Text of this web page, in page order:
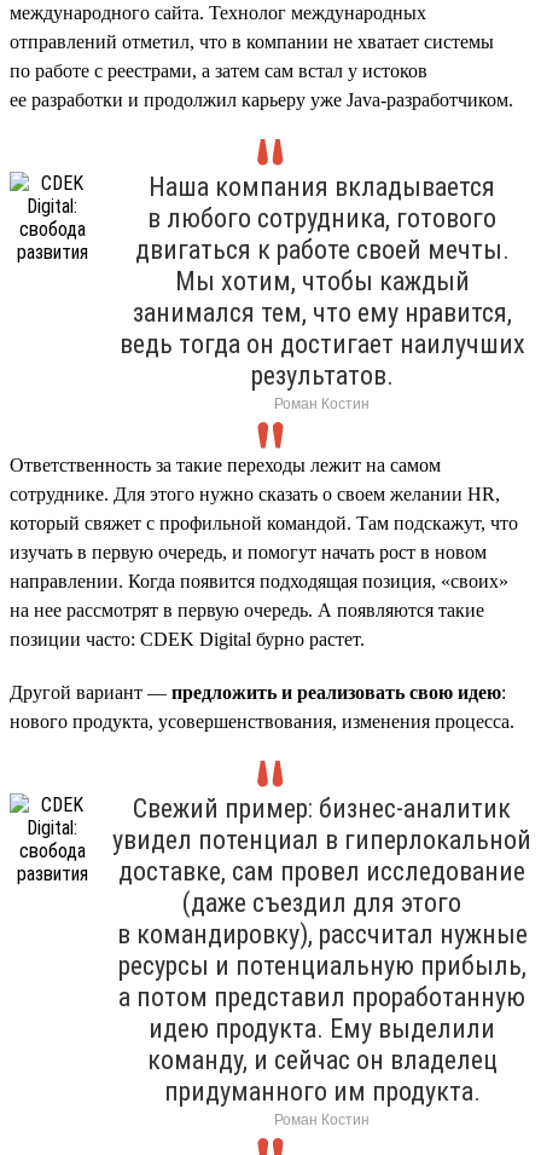
международного сайта. Технолог международных
отправлений отметил, что в компании не хватает системы
по работе с реестрами, а затем сам встал у истоков
ее разработки и продолжил карьеру уже Java-разработчиком.
Наша компания вкладывается
в любого сотрудника, готового
двигаться к работе своей мечты.
Мы хотим, чтобы каждый
занимался тем, что ему нравится,
ведь тогда он достигает наилучших
результатов.
Роман Костин
Ответственность за такие переходы лежит на самом
сотруднике. Для этого нужно сказать о своем желании HR,
который свяжет с профильной командой. Там подскажут, что
изучать в первую очередь, и помогут начать рост в новом
направлении. Когда появится подходящая позиция, «своих»
на нее рассмотрят в первую очередь. А появляются такие
позиции часто: CDEK Digital бурно растет.
Другой вариант — предложить и реализовать свою идею:
нового продукта, усовершенствования, изменения процесса.
Свежий пример: бизнес-аналитик
увидел потенциал в гиперлокальной
доставке, сам провел исследование
(даже съездил для этого
в командировку), рассчитал нужные
ресурсы и потенциальную прибыль,
а потом представил проработанную
идею продукта. Ему выделили
команду, и сейчас он владелец
придуманного им продукта.
Роман Костин